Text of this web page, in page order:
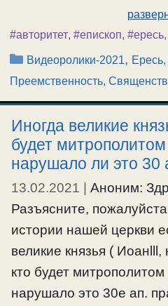
#авторитет, #епископ, #ересь,
Рубрики
Видеоролики-2021,
Преемственность,
Иногда великие
будет
нарушало ли это 30
13.02.2021
Аноним:
Разъясните,
истории нашей церкви
великие князья (
кто будет
нарушало это 30е ап.